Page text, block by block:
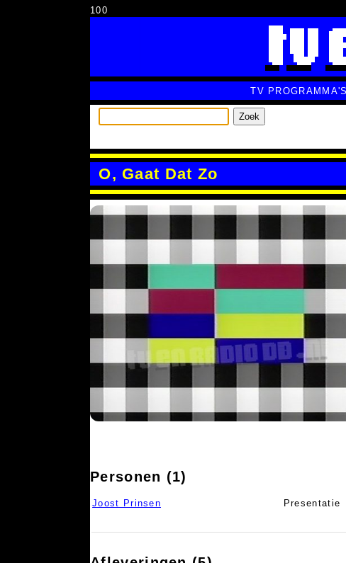
100
TV PROGRAMMA'S
Zoek
O, Gaat Dat Zo
Personen (1)
Joost Prinsen Presentatie